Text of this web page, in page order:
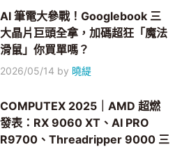
AI 筆電大參戰！Googlebook 三
大晶片巨頭全拿，加碼超狂「魔法
滑鼠」你買單嗎？
2026/05/14 by 曉緹
COMPUTEX 2025｜AMD 超燃
發表：RX 9060 XT、AI PRO
R9700、Threadripper 9000 三